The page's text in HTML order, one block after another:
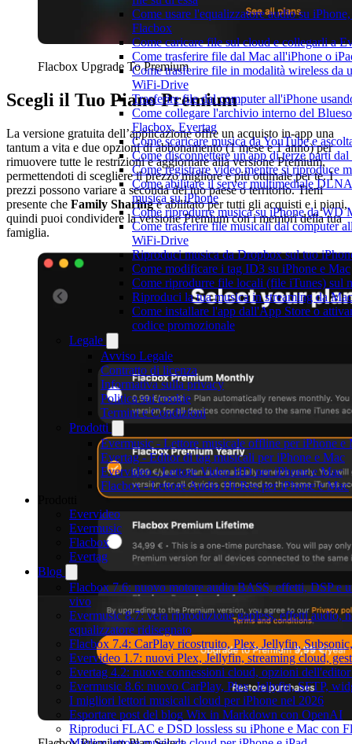
Come usare l'equalizzatore audio su
Flacbox
Come caricare file sul cloud e collegarli a
Come trasferire file dal Mac all'iPhone o
Come trasferire file in modalità wireless da
WiFi-Drive
Trasferire file dal computer all'iPhone
Come collegare l'archivio interno del
Flacbox, Evertag
Come scaricare musica da YouTube e
Come disconnettere un'app di terze parti
Come registrare video mentre si riproduce
Come abilitare il server multimediale
musica su iPhone
Come riprodurre musica su iPhone da WD
Come trasferire file musicali dal computer
WiFi-Drive
Riproduci musica da Dropbox sul tuo
Come modificare i tag ID3 su iPhone e Mac
Come riprodurre file locali (file iTunes) sul
Riproduci la tua musica in streaming da
Come installare l'app dall'App Store o
codice promozionale
Legale
Avviso Legale
Contratto di licenza
Informativa sulla privacy
Politica sui cookie
Termini e Condizioni
Prodotti
Evermusic - Lettore musicale offline per iPhone e
Evertag - Editor di tag musicali per iPhone e Mac
Evervideo - Lettore Video HD per iPhone e Mac
Flacbox - Lettore Audio Hi-Res per iPhone e Mac
Evervideo
Evermusic
Flacbox
Evertag
Blog
Flacbox 7.6: nuovo motore audio BASS, effetti, DSP e
vivo
Evermusic 8.7: vera riproduzione gapless, effetti audio,
equalizzatore ridisegnato
Flacbox 7.4: CarPlay ricostruito, Plex, Jellyfin,
Evervideo 1.7: nuovi Plex, Jellyfin, streaming cloud,
Evertag 4.2: nuove connessioni cloud, opzioni dell'editor
Evermusic 8.6: nuovo CarPlay, Plex, Jellyfin, SFTP,
I migliori lettori musicali cloud per iPhone nel 2026
Esportare post del blog Wix in Markdown con OpenAI
Riproduci FLAC e DSD lossless su iPhone e Mac con
Flacbox Upgrade To Premium
Scegli il Tuo Piano Premium
La versione gratuita dell’applicazione offre un acquisto in-app una
tantum a vita e due opzioni di abbonamento (1 mese e 1 anno) per
rimuovere tutte le restrizioni e aggiornare alla versione Premium,
permettendoti di scegliere il prezzo migliore e più ottimale per te. I
prezzi possono variare a seconda del tuo paese o territorio. Tieni
presente che Family Sharingè abilitato per tutti gli acquisti e i piani,
quindi puoi condividere la versione Premium con i membri della tua
famiglia.